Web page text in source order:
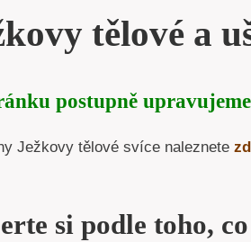
tělové a
postupně
Ježkovy tělové svíce naleznete
si podle toho,